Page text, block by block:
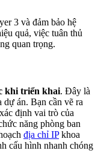
3 và đảm bảo hệ
quả, việc tuân thủ
quan trọng.
khi triển khai. Đây là
dự án. Bạn cần vẽ ra
định vai trò của
năng phòng ban
địa chỉ IPkhoa
cấu hình nhanh chóng